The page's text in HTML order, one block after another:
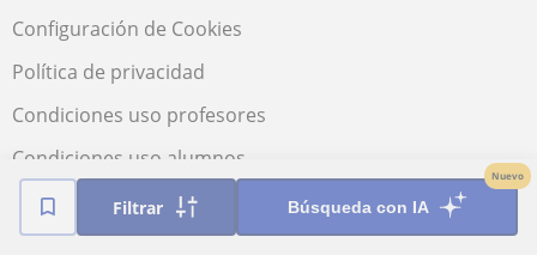
Filtrar Búsqueda con IA
Nuevo
Configuración de Cookies
Política de privacidad
Condiciones uso profesores
Condiciones uso alumnos
Seguridad